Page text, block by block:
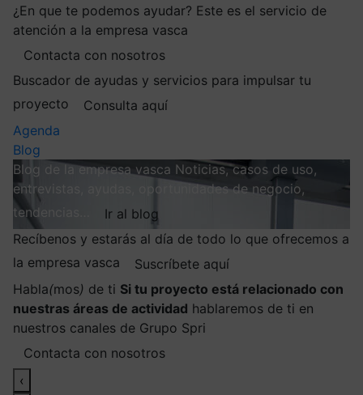
¿En que te podemos ayudar? Este es el servicio de
atención a la empresa vasca
Contacta con nosotros
Buscador de ayudas y servicios para impulsar tu
proyecto
Consulta aquí
Agenda
Blog
Blog de la empresa vasca Noticias, casos de uso,
entrevistas, ayudas, oportunidades de negocio,
tendencias…
Ir al blog
Recíbenos y estarás al día de todo lo que ofrecemos a
la empresa vasca
Suscríbete aquí
Habla(mos) de ti Si tu proyecto está relacionado con
nuestras áreas de actividad hablaremos de ti en
nuestros canales de Grupo Spri
Contacta con nosotros
‹